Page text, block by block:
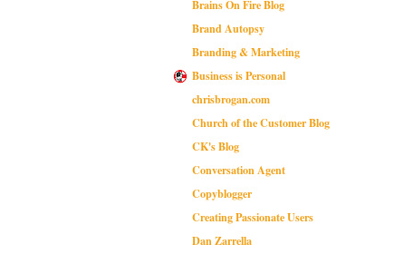
Brains On Fire Blog
Brand Autopsy
Branding & Marketing
Business is Personal
chrisbrogan.com
Church of the Customer Blog
CK's Blog
Conversation Agent
Copyblogger
Creating Passionate Users
Dan Zarrella